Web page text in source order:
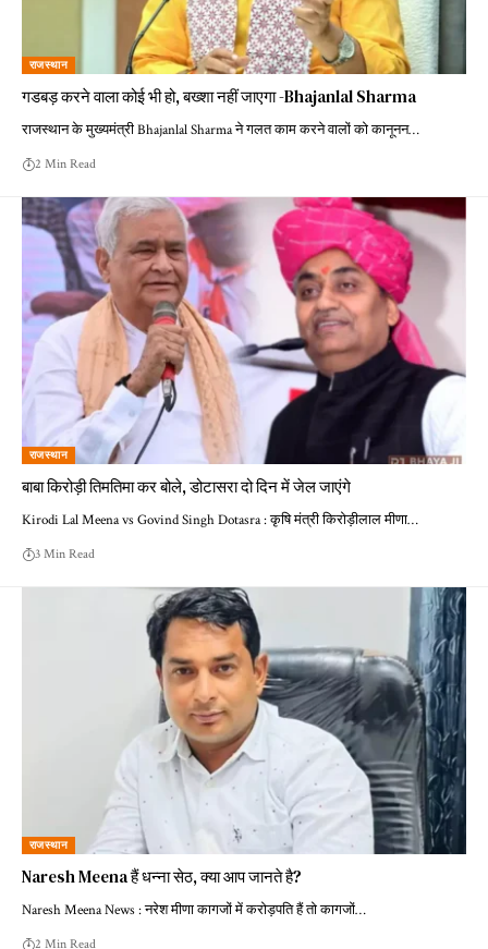
राजस्थान
गडबड़ करने वाला कोई भी हो, बख्शा नहीं जाएगा -Bhajanlal Sharma
राजस्थान के मुख्यमंत्री Bhajanlal Sharma ने गलत काम करने वालों को कानूनन…
2 Min Read
राजस्थान
बाबा किरोड़ी तिमतिमा कर बोले, डोटासरा दो दिन में जेल जाएंगे
Kirodi Lal Meena vs Govind Singh Dotasra : कृषि मंत्री किरोड़ीलाल मीणा…
3 Min Read
राजस्थान
Naresh Meena हैं धन्ना सेठ, क्या आप जानते है?
Naresh Meena News : नरेश मीणा कागजों में करोड़पति हैं तो कागजों…
2 Min Read